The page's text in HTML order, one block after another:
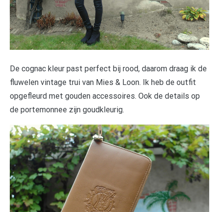
De cognac kleur past perfect bij rood, daarom draag ik de
fluwelen vintage trui van Mies & Loon. Ik heb de outfit
opgefleurd met gouden accessoires. Ook de details op
de portemonnee zijn goudkleurig.